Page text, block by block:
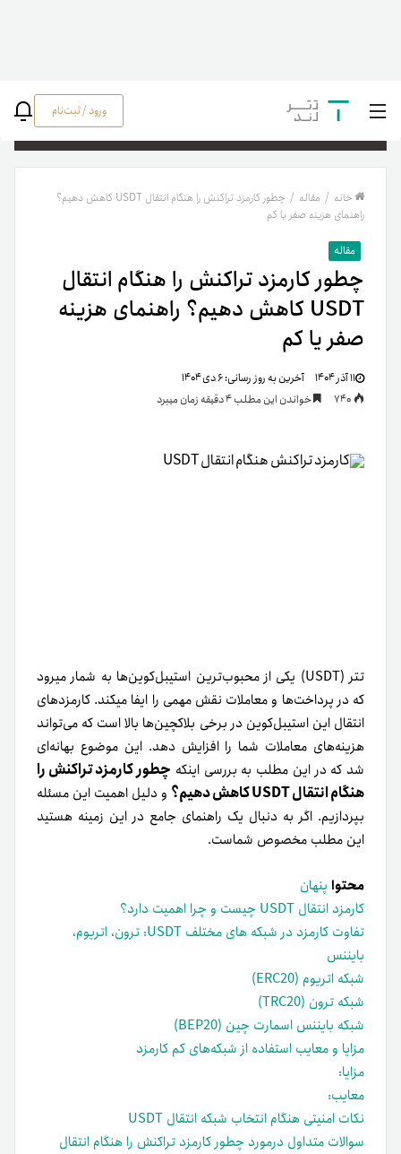
ورود / ثبت‌نام
خانه / مقاله /
چطور کارمزد تراکنش را هنگام انتقال USDT کاهش دهیم؟
راهنمای هزینه صفر یا کم
مقاله
چطور کارمزد تراکنش را هنگام انتقال
USDT کاهش دهیم؟ راهنمای هزینه
صفر یا کم
۱۱ آذر ۱۴۰۴ آخرین به روز رسانی:۶ دی ۱۴۰۴
خواندن این مطلب 4 دقیقه زمان میبرد
تتر (USDT) یکی از محبوب‌ترین استیبل‌کوین‌ها به شمار میرود
که در پرداخت‌ها و معاملات نقش مهمی را ایفا میکند. کارمزدهای
انتقال این استیبل‌کوین در برخی بلاکچین‌ها بالا است که می‌تواند
هزینه‌های معاملات شما را افزایش دهد. این موضوع بهانه‌ای
شد که در این مطلب به بررسی اینکه چطور کارمزد تراکنش را
هنگام انتقال USDT کاهش دهیم؟
و دلیل اهمیت این مسئله
بپردازیم. اگر به دنبال یک راهنمای جامع در این زمینه هستید
این مطلب مخصوص شماست.
محتوا پنهان
کارمزد انتقال USDT چیست و چرا اهمیت دارد؟
تفاوت کارمزد در شبکه های مختلف USDT: ترون، اتریوم،
بایننس
شبکه اتریوم (ERC20)
شبکه ترون (TRC20)
شبکه بایننس اسمارت چین (BEP20)
مزایا و معایب استفاده از شبکه‌های کم کارمزد
مزایا:
معایب:
نکات امنیتی هنگام انتخاب شبکه انتقال USDT
سوالات متداول درمورد چطور کارمزد تراکنش را هنگام انتقال